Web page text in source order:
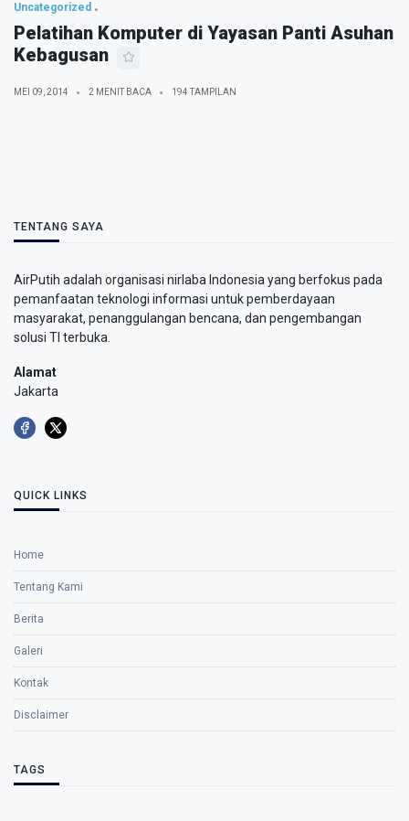
Uncategorized
Pelatihan Komputer di Yayasan Panti Asuhan
Kebagusan
MEI 09, 2014 2 MENIT BACA 194 TAMPILAN
TENTANG SAYA
AirPutih adalah organisasi nirlaba Indonesia yang berfokus pada
pemanfaatan teknologi informasi untuk pemberdayaan
masyarakat, penanggulangan bencana, dan pengembangan
solusi TI terbuka.
Alamat
Jakarta
QUICK LINKS
Home
Tentang Kami
Berita
Galeri
Kontak
Disclaimer
TAGS